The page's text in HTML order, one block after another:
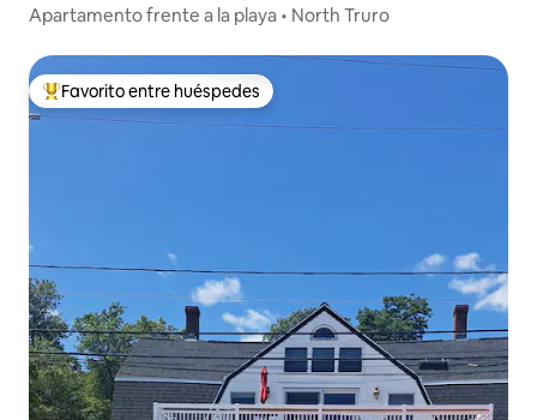
etown
Apartamento frente a la playa • North Truro
Favorito entre los huéspedes más destacados
Favorito entre huéspedes